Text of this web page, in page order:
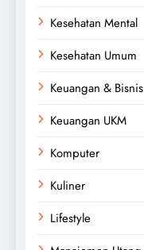
Kesehatan Mental
Kesehatan Umum
Keuangan & Bisnis
Keuangan UKM
Komputer
Kuliner
Lifestyle